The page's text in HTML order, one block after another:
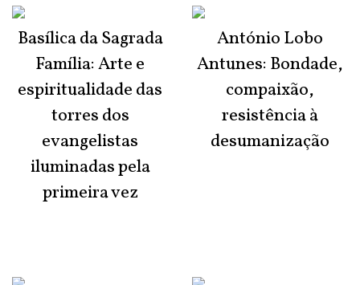
Basílica da Sagrada
Família: Arte e
espiritualidade das
torres dos
evangelistas
iluminadas pela
primeira vez
António Lobo
Antunes: Bondade,
compaixão,
resistência à
desumanização